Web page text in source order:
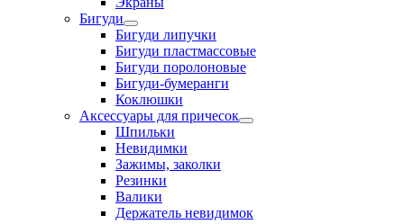
Бигуди
Бигуди липучки
Бигуди пластмассовые
Бигуди поролоновые
Бигуди-бумеранги
Коклюшки
Аксессуары для причесок
Шпильки
Невидимки
Зажимы, заколки
Резинки
Валики
Держатель невидимок